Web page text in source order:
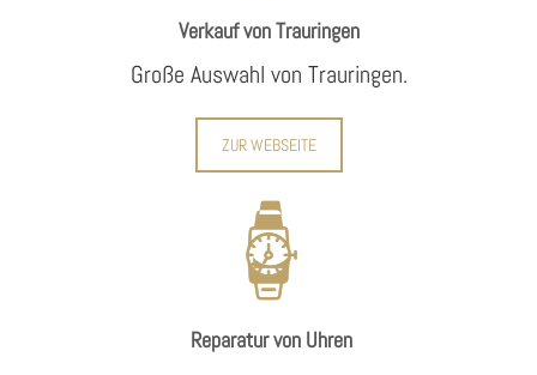
Verkauf von Trauringen
Große Auswahl von Trauringen.
ZUR WEBSEITE
Reparatur von Uhren